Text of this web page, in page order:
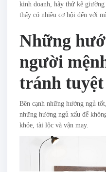
kinh doanh, hãy thử kê
thấy có nhiều cơ hội đến với
Những
người
tránh
Bên cạnh những hướng ngủ
những hướng ngủ xấu để
khỏe, tài lộc và vận may.